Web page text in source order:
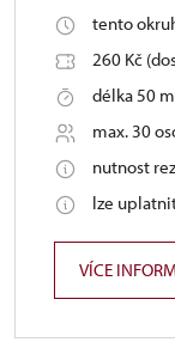
tento
260 Kč
délka 50
max. 30
nutnost
lze
VÍCE